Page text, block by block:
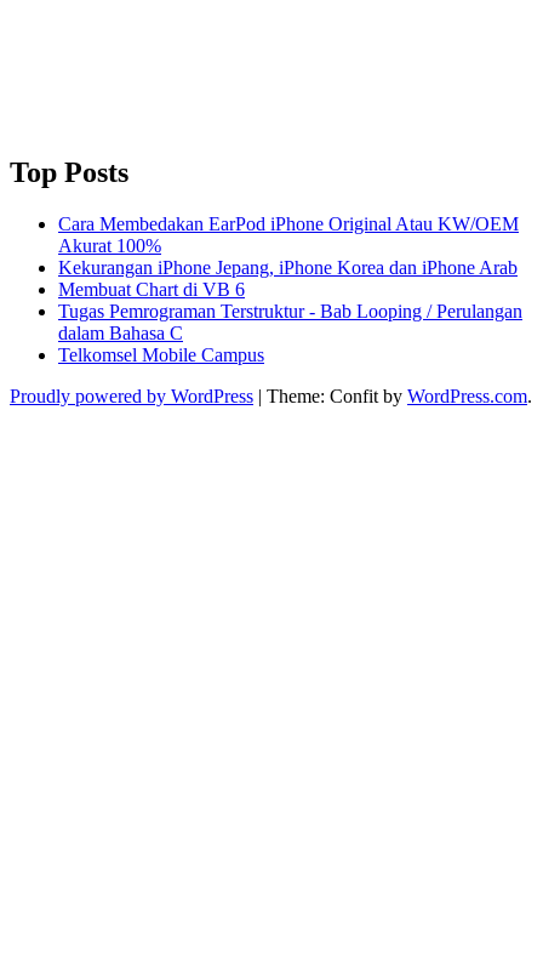
Top Posts
Cara Membedakan EarPod iPhone Original Atau KW/OEM
Akurat 100%
Kekurangan iPhone Jepang, iPhone Korea dan iPhone Arab
Membuat Chart di VB 6
Tugas Pemrograman Terstruktur - Bab Looping / Perulangan
dalam Bahasa C
Telkomsel Mobile Campus
Proudly powered by WordPress | Theme: Confit by WordPress.com.